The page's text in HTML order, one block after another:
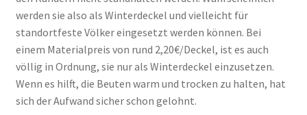
o
l
i
e
r
d
werden sie also als Winterdeckel und vielleicht für
standortfeste Völker eingesetzt werden können. Bei
einem Materialpreis von rund 2,20€/Deckel, ist es auch
völlig in Ordnung, sie nur als Winterdeckel einzusetzen.
Wenn es hilft, die Beuten warm und trocken zu halten, hat
sich der Aufwand sicher schon gelohnt.